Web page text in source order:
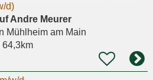
d)
Andre Meurer
Mühlheim am Main
64,3km